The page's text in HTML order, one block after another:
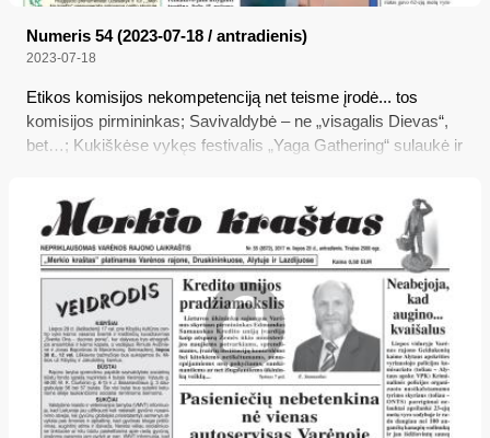
Numeris 54 (2023-07-18 / antradienis)
2023-07-18
Etikos komisijos nekompetenciją net teisme įrodė... tos
komisijos pirmininkas; Savivaldybė – ne „visagalis Dievas“,
bet…; Kukiškėse vykęs festivalis „Yaga Gathering“ sulaukė ir